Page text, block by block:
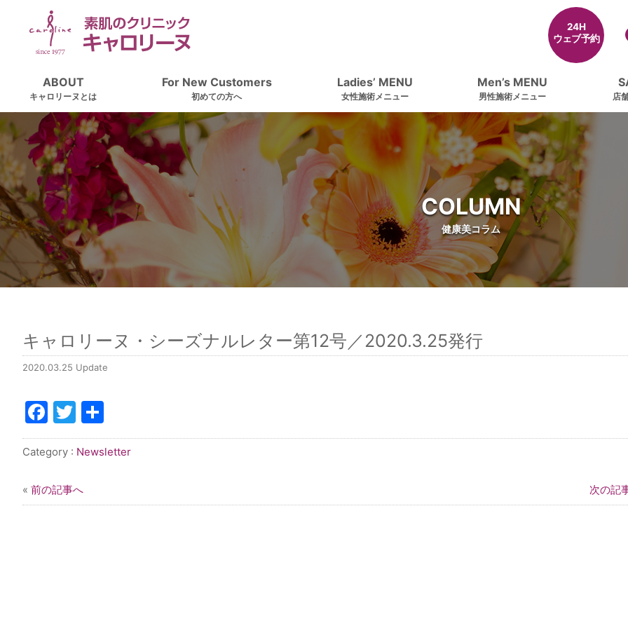
ABOUT
キャロリーヌとは
For New Customers
初めての方へ
Ladies’ MENU
女性施術メニュー
Men’s MENU
男性施術メニュー 店
24H
ウェブ予約
COLUMN
健康美コラム
キャロリーヌ・シーズナルレター第12号／2020.3.25発行
2020.03.25 Update
Facebook
Twitter
有
Category : Newsletter
« 前の記事へ 次の記